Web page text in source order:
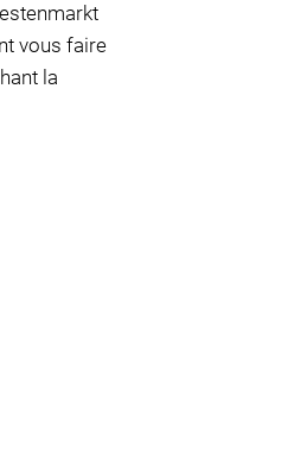
vous faire
la